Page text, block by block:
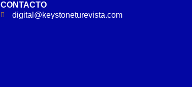
CONTACTO
digital@keystoneturevista.com